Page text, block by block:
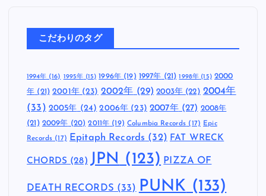
こだわりのタグ
1994年(16) 1995年 (15) 1996年(19) 1997年 (21) 1998年 (15) 2000
年 (21) 2001年(23) 2002年 (29) 2003年 (22) 2004年
(33) 2005年 (24) 2006年 (23) 2007年(27) 2008年
(21) 2009年 (20) 2011年 (19) Columbia Records (17) Epic
Records (17) Epitaph Records (32) FAT WRECK
CHORDS (28) JPN (123) PIZZA OF
DEATH RECORDS (33) PUNK (133)